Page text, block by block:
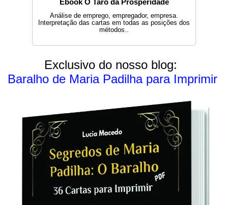
Ebook O Tarô da Prosperidade
Análise de emprego, empregador, empresa.
Interpretação das cartas em todas as posições dos
métodos..
Exclusivo do nosso blog:
Baralho de Maria Padilha para Imprimir